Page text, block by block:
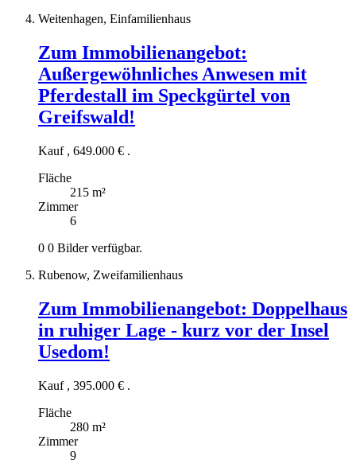
Weitenhagen, Einfamilienhaus
Zum Immobilienangebot:
Außergewöhnliches Anwesen mit
Pferdestall im Speckgürtel von
Greifswald!
Kauf , 649.000 € .
Fläche
215 m²
Zimmer
6
0 0 Bilder verfügbar.
Rubenow, Zweifamilienhaus
Zum Immobilienangebot: Doppelhaus
in ruhiger Lage - kurz vor der Insel
Usedom!
Kauf , 395.000 € .
Fläche
280 m²
Zimmer
9